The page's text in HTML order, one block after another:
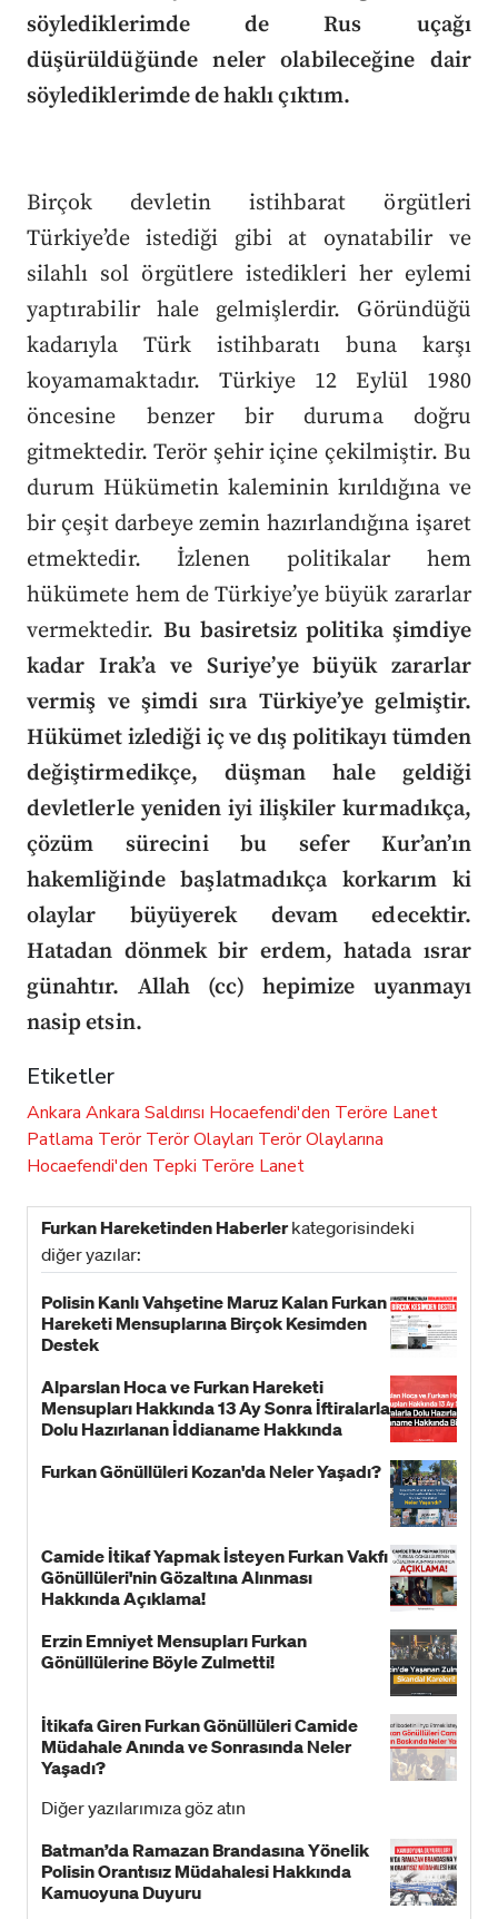
söylediklerimde de Rus uçağı
düşürüldüğünde neler olabileceğine dair
söylediklerimde de haklı çıktım.
Birçok devletin istihbarat örgütleri
Türkiye’de istediği gibi at oynatabilir ve
silahlı sol örgütlere istedikleri her eylemi
yaptırabilir hale gelmişlerdir. Göründüğü
kadarıyla Türk istihbaratı buna karşı
koyamamaktadır. Türkiye 12 Eylül 1980
öncesine benzer bir duruma doğru
gitmektedir. Terör şehir içine çekilmiştir. Bu
durum Hükümetin kaleminin kırıldığına ve
bir çeşit darbeye zemin hazırlandığına işaret
etmektedir. İzlenen politikalar hem
hükümete hem de Türkiye’ye büyük zararlar
vermektedir. Bu basiretsiz politika şimdiye
kadar Irak’a ve Suriye’ye büyük zararlar
vermiş ve şimdi sıra Türkiye’ye gelmiştir.
Hükümet izlediği iç ve dış politikayı tümden
değiştirmedikçe, düşman hale geldiği
devletlerle yeniden iyi ilişkiler kurmadıkça,
çözüm sürecini bu sefer Kur’an’ın
hakemliğinde başlatmadıkça korkarım ki
olaylar büyüyerek devam edecektir.
Hatadan dönmek bir erdem, hatada ısrar
günahtır. Allah (cc) hepimize uyanmayı
nasip etsin.
Etiketler
Ankara Ankara Saldırısı Hocaefendi'den Teröre Lanet
Patlama Terör Terör Olayları Terör Olaylarına
Hocaefendi'den Tepki Teröre Lanet
Furkan Hareketinden Haberlerkategorisindeki
diğer yazılar:
Polisin Kanlı Vahşetine Maruz Kalan Furkan
Hareketi Mensuplarına Birçok Kesimden
Destek
Alparslan Hoca ve Furkan Hareketi
Mensupları Hakkında 13 Ay Sonra İftiralarla
Dolu Hazırlanan İddianame Hakkında
Furkan Gönüllüleri Kozan'da Neler Yaşadı?
Camide İtikaf Yapmak İsteyen Furkan Vakfı
Gönüllüleri'nin Gözaltına Alınması
Hakkında Açıklama!
Erzin Emniyet Mensupları Furkan
Gönüllülerine Böyle Zulmetti!
İtikafa Giren Furkan Gönüllüleri Camide
Müdahale Anında ve Sonrasında Neler
Yaşadı?
Diğer yazılarımıza göz atın
Batman’da Ramazan Brandasına Yönelik
Polisin Orantısız Müdahalesi Hakkında
Kamuoyuna Duyuru